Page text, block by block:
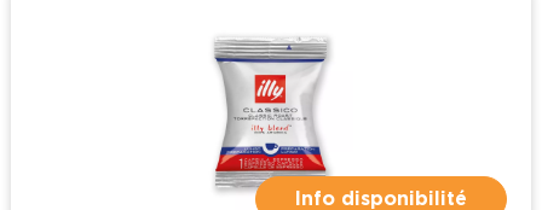
Info disponibilité